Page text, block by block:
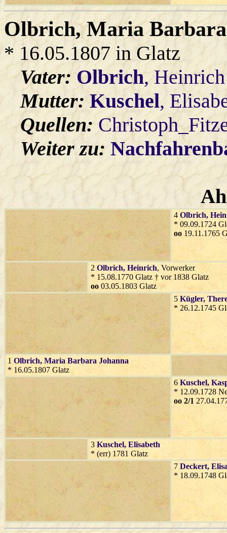
Olbrich, Maria
* 16.05.1807 in Glatz
Vater:Olbrich,
Mutter:Kuschel,
Quellen:
Weiter zu:
4 Olbrich,
* 09.09.1724
oo 19.11.1765
2 Olbrich, Heinrich, Vorwerker
* 15.08.1770 Glatz † vor 1838 Glatz
oo 03.05.1803 Glatz
5 Kügler,
* 26.12.1745
1 Olbrich, Maria Barbara Johanna
* 16.05.1807 Glatz
6 Kuschel,
* 12.09.1728
oo 2/1
3 Kuschel, Elisabeth
* (err) 1781 Glatz
7 Deckert,
* 18.09.1748